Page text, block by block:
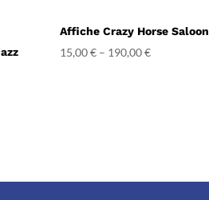
Affiche Crazy Horse Saloon
15,00€– 190,00€